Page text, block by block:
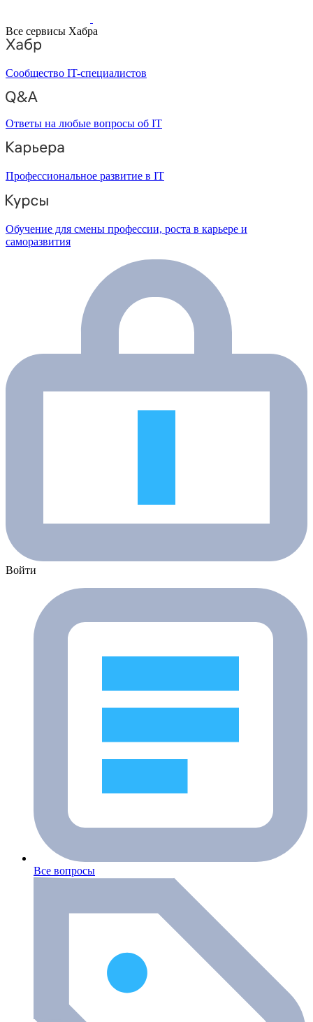
Все сервисы Хабра
Сообщество IT-специалистов
Ответы на любые вопросы об IT
Профессиональное развитие в IT
Обучение для смены профессии, роста в карьере и
саморазвития
Войти
Все вопросы